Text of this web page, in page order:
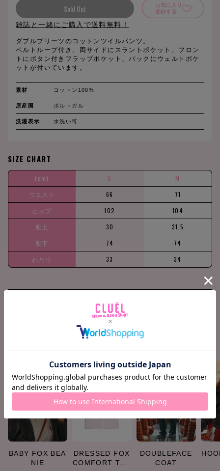
Sold Out
お気に入り
登録する
雑誌と一緒にご購入で送料無料！
ダブルプリーツのコットンツイルパンツ。
ベルトループ付き、両サイドにスラントポケット、フロン
トにボタン付きフラップポケット、バックにウェルトポケ
ットが付いています。
素材 コットン100%
原産国 ポルトガル
洗濯表示 水洗い可
SIZE CHART
(cm) S
M
ウエスト
66
71
ヒップ
102
104
股上
30
31.5
股下
74
74
わたり
33 34
158cm / 51kg M
COORDINATE ITEMS
BABY FOX BEA
NIE
DRESSED FOX
COMFORT TEE
DOUBLEFACE
COAT